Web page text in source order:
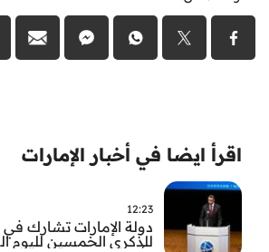
اقرأ ايضا في أخبار الإمارات
12:23
دولة الإمارات تشارك في
للذكرى الخمسين لليوم